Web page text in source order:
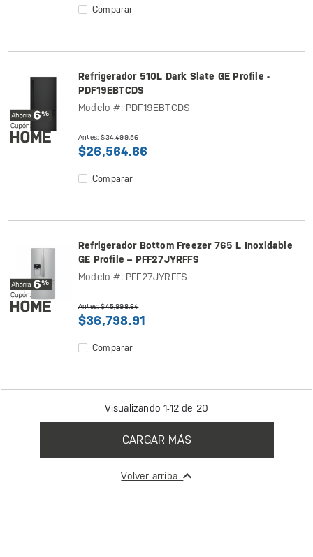
Comparar
Refrigerador 510L Dark Slate GE Profile -
PDF19EBTCDS
Modelo #: PDF19EBTCDS
Antes: $34,499.56
$26,564.66
Comparar
Refrigerador Bottom Freezer 765 L Inoxidable
GE Profile – PFF27JYRFFS
Modelo #: PFF27JYRFFS
Antes: $45,998.64
$36,798.91
Comparar
Visualizando 1-12 de 20
CARGAR MÁS
Volver arriba